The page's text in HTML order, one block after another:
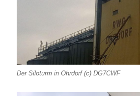
Der Siloturm in Ohrdorf (c) DG7CWF